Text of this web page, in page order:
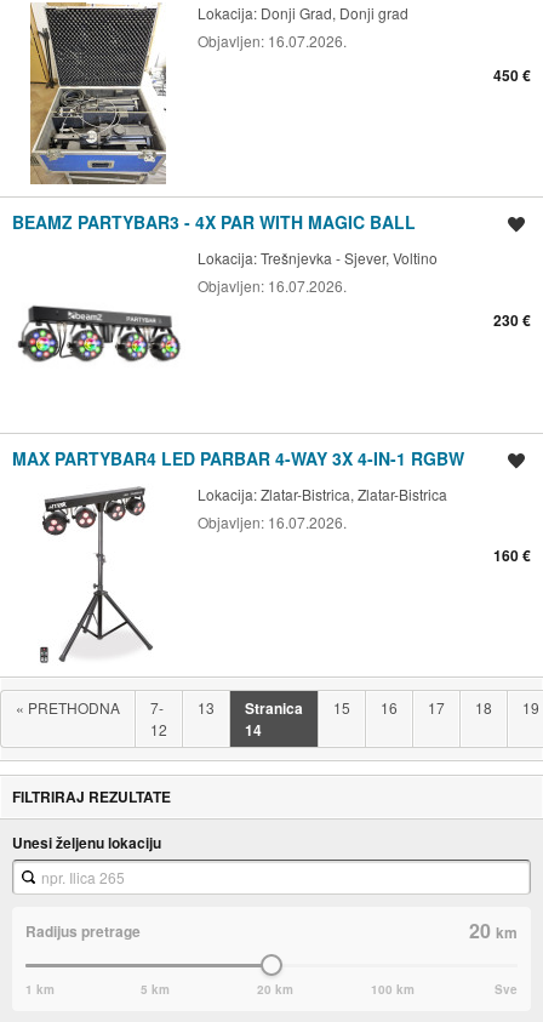
Lokacija: Donji Grad, Donji grad
Objavljen: 16.07.2026.
450 €
BEAMZ PARTYBAR3 - 4X PAR WITH MAGIC BALL
Lokacija:Trešnjevka - Sjever, Voltino
Objavljen: 16.07.2026.
230 €
MAX PARTYBAR4 LED PARBAR 4-WAY 3X 4-IN-1 RGBW
Lokacija:Zlatar-Bistrica, Zlatar-Bistrica
Objavljen: 16.07.2026.
160 €
« PRETHODNA
7-
12
13
Stranica
14
15 16 17 18 19
FILTRIRAJ REZULTATE
Unesi željenu lokaciju
Radijus pretrage 20km
1 km 5 km 20 km 100 km Sve